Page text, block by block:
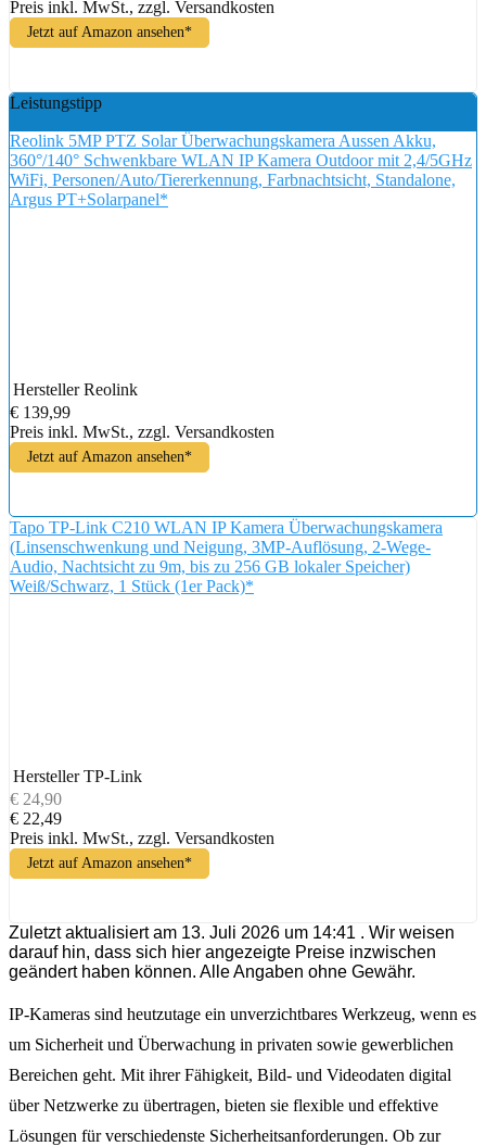
Preis inkl. MwSt., zzgl. Versandkosten
Jetzt auf Amazon ansehen*
Leistungstipp
Reolink 5MP PTZ Solar Überwachungskamera Aussen Akku,
360°/140° Schwenkbare WLAN IP Kamera Outdoor mit 2,4/5GHz
WiFi, Personen/Auto/Tiererkennung, Farbnachtsicht, Standalone,
Argus PT+Solarpanel*
Hersteller Reolink
€ 139,99
Preis inkl. MwSt., zzgl. Versandkosten
Jetzt auf Amazon ansehen*
Tapo TP-Link C210 WLAN IP Kamera Überwachungskamera
(Linsenschwenkung und Neigung, 3MP-Auflösung, 2-Wege-
Audio, Nachtsicht zu 9m, bis zu 256 GB lokaler Speicher)
Weiß/Schwarz, 1 Stück (1er Pack)*
Hersteller TP-Link
€ 24,90
€ 22,49
Preis inkl. MwSt., zzgl. Versandkosten
Jetzt auf Amazon ansehen*
Zuletzt aktualisiert am 13. Juli 2026 um 14:41 . Wir weisen
darauf hin, dass sich hier angezeigte Preise inzwischen
geändert haben können. Alle Angaben ohne Gewähr.
IP-Kameras sind heutzutage ein unverzichtbares Werkzeug, wenn es
um Sicherheit und Überwachung in privaten sowie gewerblichen
Bereichen geht. Mit ihrer Fähigkeit, Bild- und Videodaten digital
über Netzwerke zu übertragen, bieten sie flexible und effektive
Lösungen für verschiedenste Sicherheitsanforderungen. Ob zur